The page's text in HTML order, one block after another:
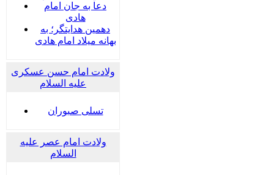
دعا به جان امام
هادی
دهمین هدایتگر؛ به
بهانه میلاد امام هادی
ولادت امام حسن عسکری
علیه السلام
تسلی صبوران
ولادت امام عصر علیه
السلام